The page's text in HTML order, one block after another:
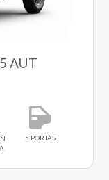
AUT
5 PORTAS